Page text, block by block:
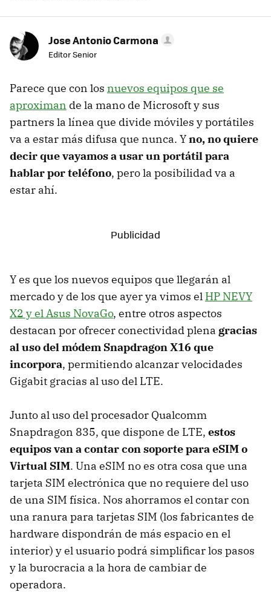
Jose Antonio Carmona
Editor Senior
Parece que con los nuevos equipos que se
aproximan de la mano de Microsoft y sus
partners la línea que divide móviles y portátiles
va a estar más difusa que nunca. Yno, no quiere
decir que vayamos a usar un portátil para
hablar por teléfono, pero la posibilidad va a
estar ahí.
Y es que los nuevos equipos que llegarán al
mercado y de los que ayer ya vimos el HP NEVY
X2 y el Asus NovaGo, entre otros aspectos
destacan por ofrecer conectividad plena gracias
al uso del módem Snapdragon X16 que
incorpora, permitiendo alcanzar velocidades
Gigabit gracias al uso del LTE.
Junto al uso del procesador Qualcomm
Snapdragon 835, que dispone de LTE, estos
equipos van a contar con soporte para eSIM o
Virtual SIM. Una eSIM no es otra cosa que una
tarjeta SIM electrónica que no requiere del uso
de una SIM física. Nos ahorramos el contar con
una ranura para tarjetas SIM (los fabricantes de
hardware dispondrán de más espacio en el
interior) y el usuario podrá simplificar los pasos
y la burocracia a la hora de cambiar de
operadora.